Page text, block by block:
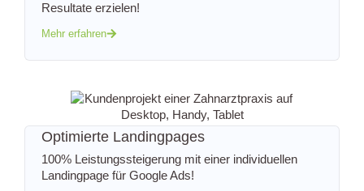
Resultate erzielen!
Mehr erfahren
Optimierte Landingpages
100% Leistungssteigerung mit einer individuellen
Landingpage für Google Ads!